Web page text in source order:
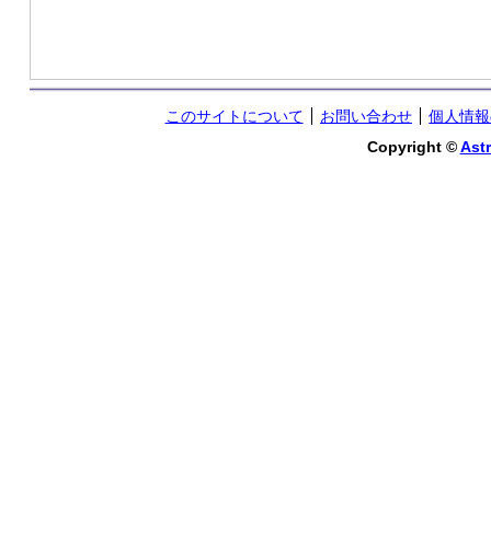
このサイトについて お問い合わせ
個人情
Copyright ©